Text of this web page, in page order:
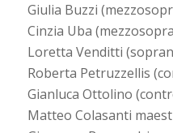
Giulia Buzzi
Cinzia Uba
Loretta Venditti
Roberta Petruzzellis
Gianluca Ottolino
Matteo Colasanti